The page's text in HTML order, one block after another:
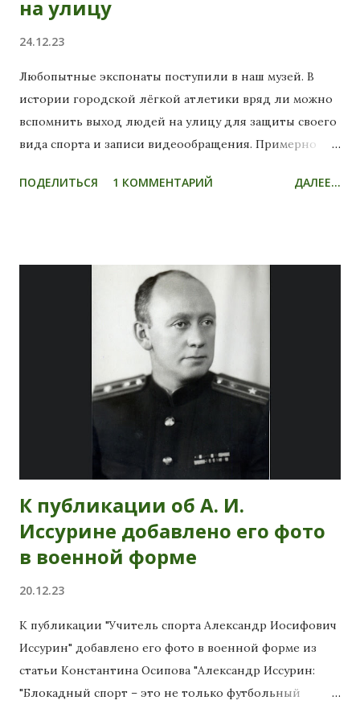
на улицу
24.12.23
Любопытные экспонаты поступили в наш музей. В
истории городской лёгкой атлетики вряд ли можно
вспомнить выход людей на улицу для защиты своего
вида спорта и записи видеообращения. Примерно
том, что в ГБУ СШ "Манеж" отчислено более 200
Юрьевна Попова. Судя по видеообращению, это была
правдивая информация. Верните тренера! Источник:
МЫ ЛОМОНОСОВЦЫ . Примерно в это же время в
филиале Государственного музея спорта
председатель Комитета по физической культуре и
спорту Шантырь А. И. принял участие в награждении
вице-президента СФЛАСпб Куликова В. Я. почётным
знаком «За заслуги в развитии олимпийского
движения в России». Источник: "Заслуги Владимира
Куликова отмечены наградой" . Несколько позже в
Администрации Петродворцового района состоялось
рабочее совещание, в результате которого трене...
ПОДЕЛИТЬСЯ 1 КОММЕНТАРИЙ ДАЛЕЕ...
К публикации об А. И.
Иссурине добавлено его фото
в военной форме
20.12.23
К публикации "Учитель спорта Александр Иосифович
Иссурин" добавлено его фото в военной форме из
статьи Константина Осипова "Александр Иссурин:
"Блокадный спорт – это не только футбольный